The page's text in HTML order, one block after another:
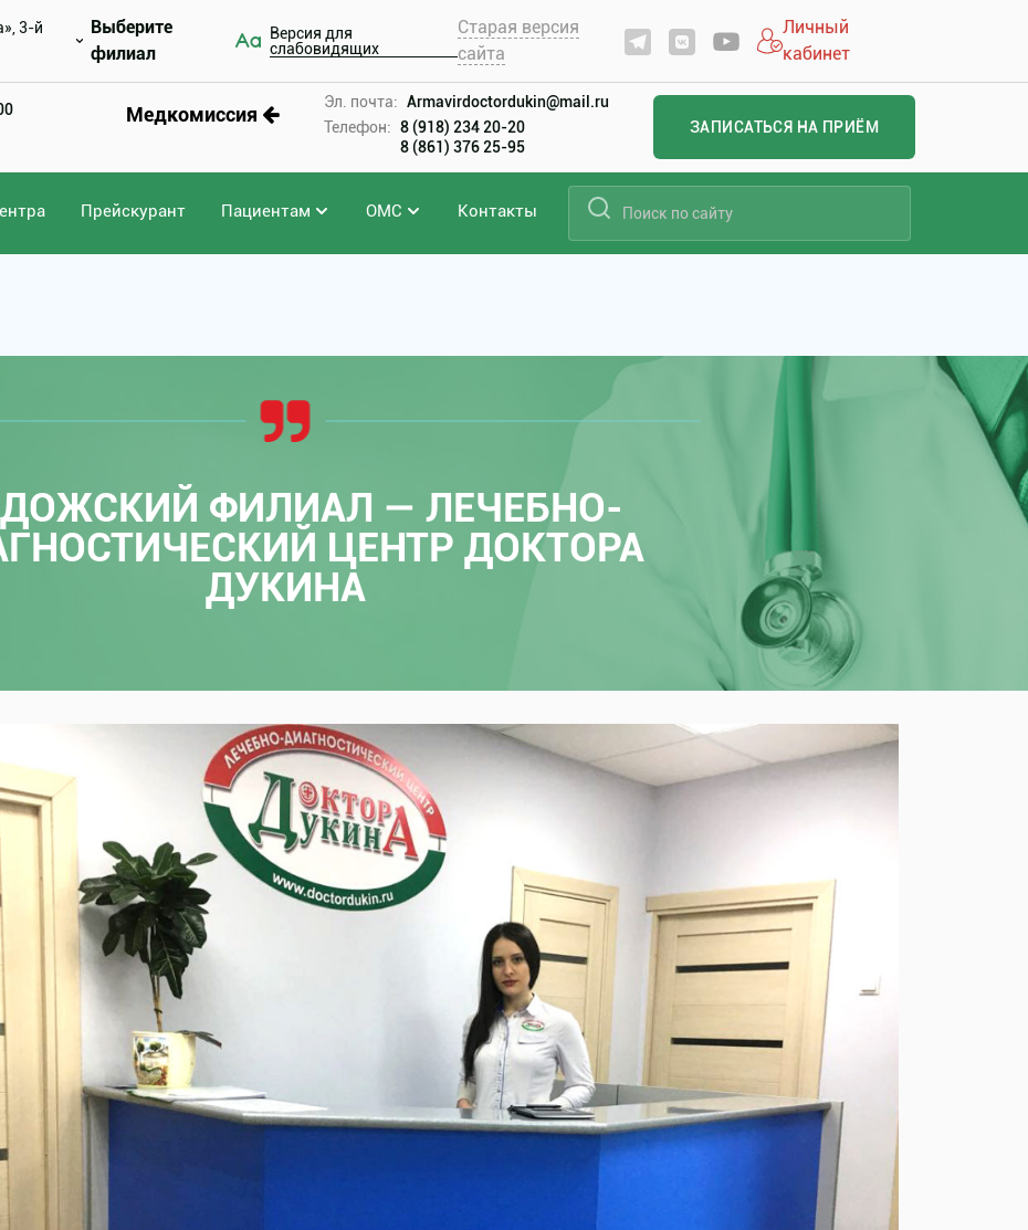
3-й
Выберите
филиал
Версия для
слабовидящих
Старая версия
сайта
Личный
кабинет
Медкомиссия
Эл. почта: Armavirdoctordukin@mail.ru
Телефон: 8 (918) 234 20-20
8 (861) 376 25-95
ЗАПИСАТЬСЯ НА ПРИЁМ
Прейскурант Пациентам ОМС Контакты
ФИЛИАЛ — ЛЕЧЕБНО-
ЦЕНТР ДОКТОРА
ДУКИНА